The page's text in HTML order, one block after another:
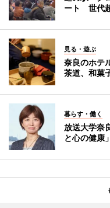
ート 世代
見る・遊ぶ
奈良のホテ
茶道、和菓
暮らす・働く
放送大学奈
と心の健康」